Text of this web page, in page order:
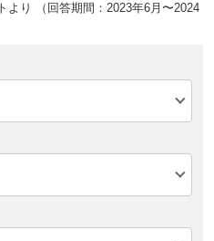
より （回答期間：2023年6月〜2024